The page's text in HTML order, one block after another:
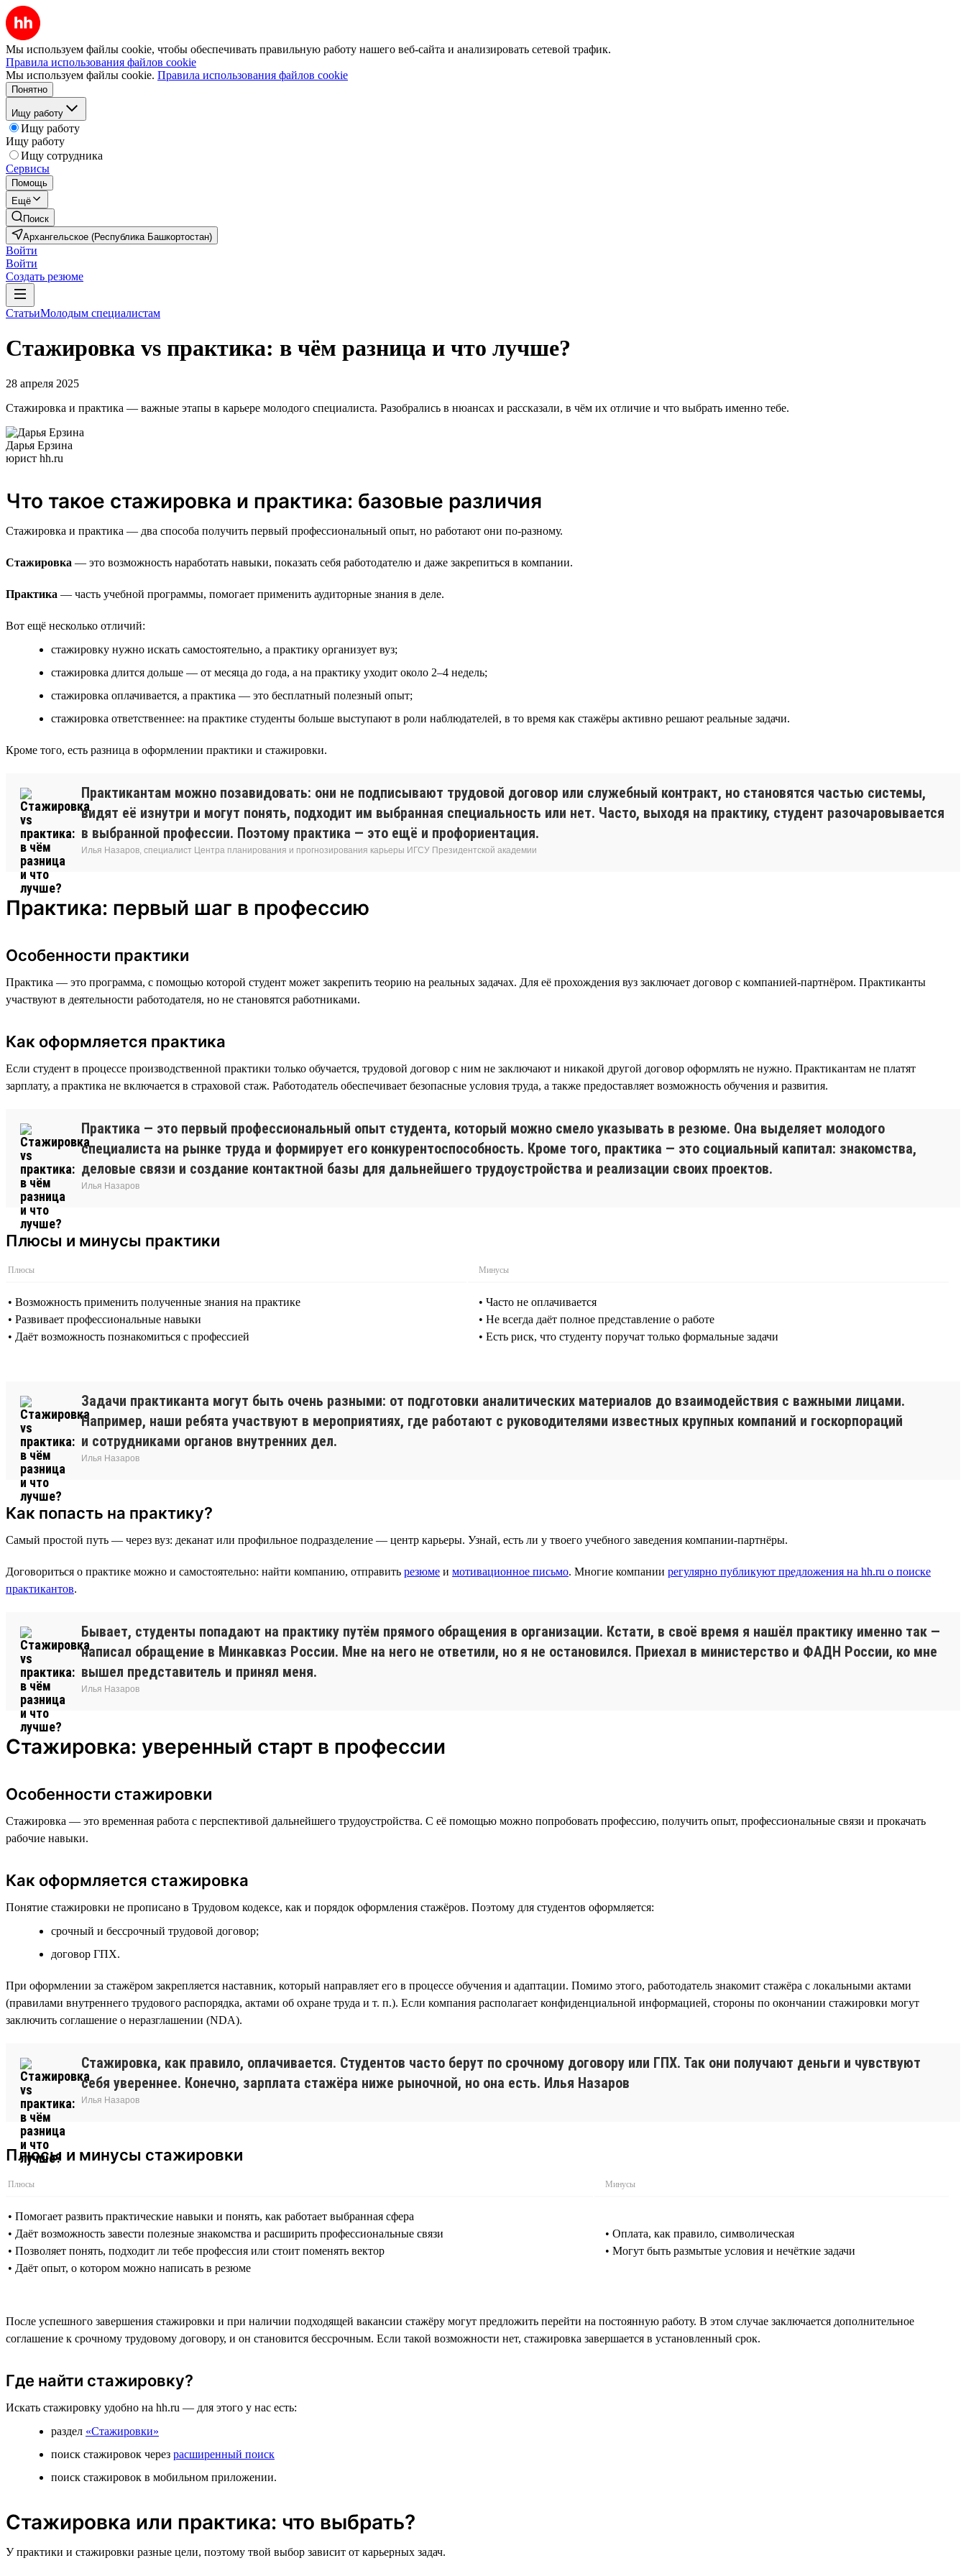
Мы используем файлы cookie, чтобы обеспечивать правильную работу нашего веб-сайта и анализировать сетевой трафик.
Правила использования файлов cookie
Мы используем файлы cookie. Правила использования файлов cookie
Понятно
Ищу работу
Ищу работу
Ищу работу
Ищу сотрудника
Сервисы
Помощь
Ещё
Поиск
Архангельское (Республика Башкортостан)
Войти
Войти
Создать резюме
СтатьиМолодым специалистам
Стажировка vs практика: в чём разница и что лучше?
28 апреля 2025
Стажировка и практика — важные этапы в карьере молодого специалиста. Разобрались в нюансах и рассказали, в чём их отличие и что выбрать именно тебе.
Дарья Ерзина
юрист hh.ru
Что такое стажировка и практика: базовые различия
Стажировка и практика — два способа получить первый профессиональный опыт, но работают они по-разному.
Стажировка — это возможность наработать навыки, показать себя работодателю и даже закрепиться в компании.
Практика — часть учебной программы, помогает применить аудиторные знания в деле.
Вот ещё несколько отличий:
стажировку нужно искать самостоятельно, а практику организует вуз;
стажировка длится дольше — от месяца до года, а на практику уходит около 2–4 недель;
стажировка оплачивается, а практика — это бесплатный полезный опыт;
стажировка ответственнее: на практике студенты больше выступают в роли наблюдателей, в то время как стажёры активно решают реальные задачи.
Кроме того, есть разница в оформлении практики и стажировки.
Практикантам можно позавидовать: они не подписывают трудовой договор или служебный контракт, но становятся частью системы,
видят её изнутри и могут понять, подходит им выбранная специальность или нет. Часто, выходя на практику, студент разочаровывается
в выбранной профессии. Поэтому практика — это ещё и профориентация.
Илья Назаров, специалист Центра планирования и прогнозирования карьеры ИГСУ Президентской академии
Практика: первый шаг в профессию
Особенности практики
Практика — это программа, с помощью которой студент может закрепить теорию на реальных задачах. Для её прохождения вуз заключает договор с компанией-партнёром. Практиканты
участвуют в деятельности работодателя, но не становятся работниками.
Как оформляется практика
Если студент в процессе производственной практики только обучается, трудовой договор с ним не заключают и никакой другой договор оформлять не нужно. Практикантам не платят
зарплату, а практика не включается в страховой стаж. Работодатель обеспечивает безопасные условия труда, а также предоставляет возможность обучения и развития.
Практика — это первый профессиональный опыт студента, который можно смело указывать в резюме. Она выделяет молодого
специалиста на рынке труда и формирует его конкурентоспособность. Кроме того, практика — это социальный капитал: знакомства,
деловые связи и создание контактной базы для дальнейшего трудоустройства и реализации своих проектов.
Илья Назаров
Плюсы и минусы практики
Плюсы Минусы
• Возможность применить полученные знания на практике
• Развивает профессиональные навыки
• Даёт возможность познакомиться с профессией
• Часто не оплачивается
• Не всегда даёт полное представление о работе
• Есть риск, что студенту поручат только формальные задачи
Задачи практиканта могут быть очень разными: от подготовки аналитических материалов до взаимодействия с важными лицами.
Например, наши ребята участвуют в мероприятиях, где работают с руководителями известных крупных компаний и госкорпораций
и сотрудниками органов внутренних дел.
Илья Назаров
Как попасть на практику?
Самый простой путь — через вуз: деканат или профильное подразделение — центр карьеры. Узнай, есть ли у твоего учебного заведения компании-партнёры.
Договориться о практике можно и самостоятельно: найти компанию, отправить резюме и мотивационное письмо. Многие компании регулярно публикуют предложения на hh.ru о поиске
практикантов.
Бывает, студенты попадают на практику путём прямого обращения в организации. Кстати, в своё время я нашёл практику именно так —
написал обращение в Минкавказ России. Мне на него не ответили, но я не остановился. Приехал в министерство и ФАДН России, ко мне
вышел представитель и принял меня.
Илья Назаров
Стажировка: уверенный старт в профессии
Особенности стажировки
Стажировка — это временная работа с перспективой дальнейшего трудоустройства. С её помощью можно попробовать профессию, получить опыт, профессиональные связи и прокачать
рабочие навыки.
Как оформляется стажировка
Понятие стажировки не прописано в Трудовом кодексе, как и порядок оформления стажёров. Поэтому для студентов оформляется:
срочный и бессрочный трудовой договор;
договор ГПХ.
При оформлении за стажёром закрепляется наставник, который направляет его в процессе обучения и адаптации. Помимо этого, работодатель знакомит стажёра с локальными актами
(правилами внутреннего трудового распорядка, актами об охране труда и т. п.). Если компания располагает конфиденциальной информацией, стороны по окончании стажировки могут
заключить соглашение о неразглашении (NDA).
Стажировка, как правило, оплачивается. Студентов часто берут по срочному договору или ГПХ. Так они получают деньги и чувствуют
себя увереннее. Конечно, зарплата стажёра ниже рыночной, но она есть. Илья Назаров
Илья Назаров
Плюсы и минусы стажировки
Плюсы Минусы
• Помогает развить практические навыки и понять, как работает выбранная сфера
• Даёт возможность завести полезные знакомства и расширить профессиональные связи
• Позволяет понять, подходит ли тебе профессия или стоит поменять вектор
• Даёт опыт, о котором можно написать в резюме
• Оплата, как правило, символическая
• Могут быть размытые условия и нечёткие задачи
После успешного завершения стажировки и при наличии подходящей вакансии стажёру могут предложить перейти на постоянную работу. В этом случае заключается дополнительное
соглашение к срочному трудовому договору, и он становится бессрочным. Если такой возможности нет, стажировка завершается в установленный срок.
Где найти стажировку?
Искать стажировку удобно на hh.ru — для этого у нас есть:
раздел «Стажировки»
поиск стажировок через расширенный поиск
поиск стажировок в мобильном приложении.
Стажировка или практика: что выбрать?
У практики и стажировки разные цели, поэтому твой выбор зависит от карьерных задач.